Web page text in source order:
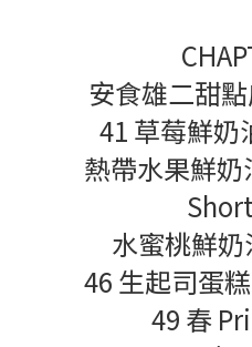
安食雄二甜
41 草莓鮮奶
熱帶水果鮮
水蜜桃鮮
46 生起司蛋
49 春